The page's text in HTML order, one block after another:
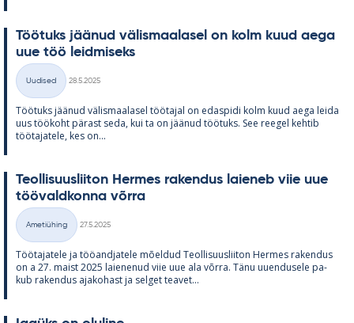
Töö­tuks jää­nud vä­lis­maa­la­sel on kolm kuud aega
uue töö leid­mi­seks
Kategooriad
Uudised
28.5.2025
Töö­tuks jää­nud vä­lis­maa­la­sel töö­ta­jal on edas­pidi kolm kuud aega leida
uus töö­koht pä­rast seda, kui ta on jää­nud töö­tuks. See ree­gel keh­tib
töö­ta­ja­tele, kes on...
Teol­li­suus­lii­ton Her­mes ra­ken­dus lai­e­neb viie uue
töö­vald­konna võrra
Kategooriad
Ametiühing
27.5.2025
Töö­ta­ja­tele ja töö­and­ja­tele mõel­dud Teol­li­suus­lii­ton Her­mes ra­ken­dus
on a 27. maist 2025 lai­e­ne­nud viie uue ala võrra. Tänu uu­en­dusele pa­
kub ra­ken­dus aja­ko­hast ja sel­get tea­vet...